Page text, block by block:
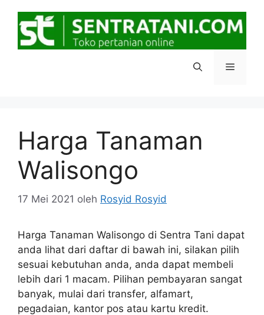
Menu
Harga Tanaman
Walisongo
17 Mei 2021 oleh Rosyid Rosyid
Harga Tanaman Walisongo di Sentra Tani dapat
anda lihat dari daftar di bawah ini, silakan pilih
sesuai kebutuhan anda, anda dapat membeli
lebih dari 1 macam. Pilihan pembayaran sangat
banyak, mulai dari transfer, alfamart,
pegadaian, kantor pos atau kartu kredit.